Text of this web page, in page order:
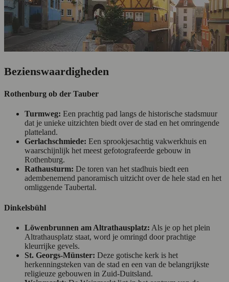
Bezienswaardigheden
Rothenburg ob der Tauber
Turmweg: Een prachtig pad langs de historische stadsmuur
dat je unieke uitzichten biedt over de stad en het omringende
platteland.
Gerlachschmiede: Een sprookjesachtig vakwerkhuis en
waarschijnlijk het meest gefotografeerde gebouw in
Rothenburg.
Rathausturm: De toren van het stadhuis biedt een
adembenemend panoramisch uitzicht over de hele stad en het
omliggende Taubertal.
Dinkelsbühl
Löwenbrunnen am Altrathausplatz: Als je op het plein
Altrathausplatz staat, word je omringd door prachtige
kleurrijke gevels.
St. Georgs-Münster: Deze gotische kerk is het
herkenningsteken van de stad en een van de belangrijkste
religieuze gebouwen in Zuid-Duitsland.